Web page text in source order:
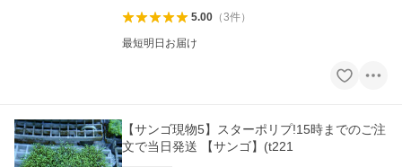
5.00（3件）
最短明日お届け
【サンゴ現物5】スターポリプ!15時までのご注
文で当日発送 【サンゴ】(t221